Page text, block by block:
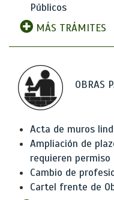
Públicos
MÁS TRÁMITES
OBRAS
Acta de muros
Ampliación de
requieren
Cambio de
Cartel frente de